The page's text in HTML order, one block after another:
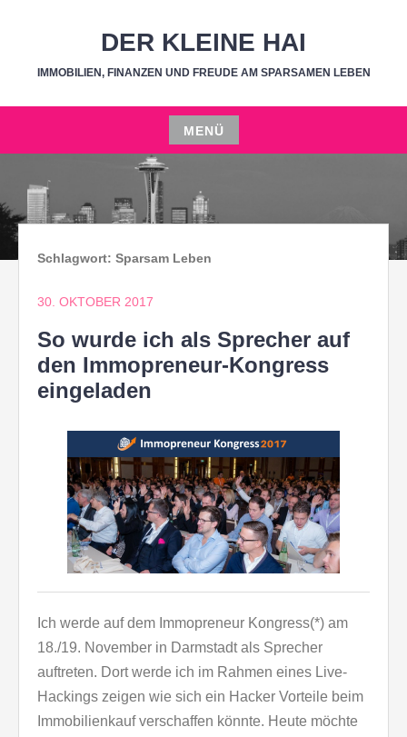
DER KLEINE HAI
IMMOBILIEN, FINANZEN UND FREUDE AM SPARSAMEN LEBEN
MENÜ
Zum
springen
Schlagwort: Sparsam Leben
30. OKTOBER 2017
So wurde ich als Sprecher auf
den Immopreneur-Kongress
eingeladen
Ich werde auf dem Immopreneur Kongress(*) am
18./19. November in Darmstadt als Sprecher
auftreten. Dort werde ich im Rahmen eines Live-
Hackings zeigen wie sich ein Hacker Vorteile beim
Immobilienkauf verschaffen könnte. Heute möchte